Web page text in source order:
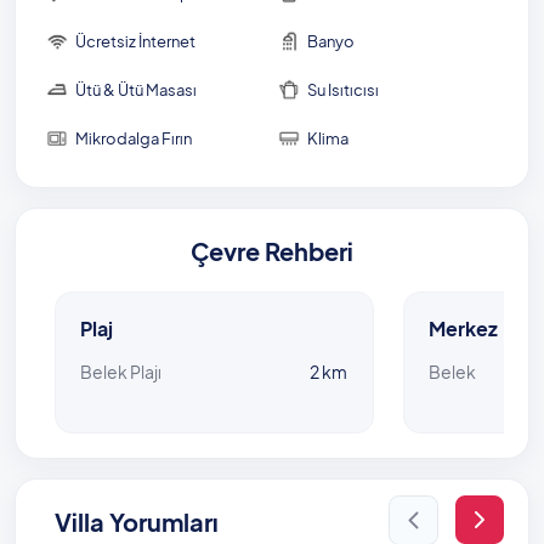
Havuz Bilgisi: 5 m x 7 m x 1,40 m
Ücretsiz İnternet Banyo
Ütü & Ütü Masası Su Isıtıcısı
Mikrodalga Fırın Klima
Çevre Rehberi
Plaj
Belek Plajı 2 km
Merkez
Belek
Villa Yorumları